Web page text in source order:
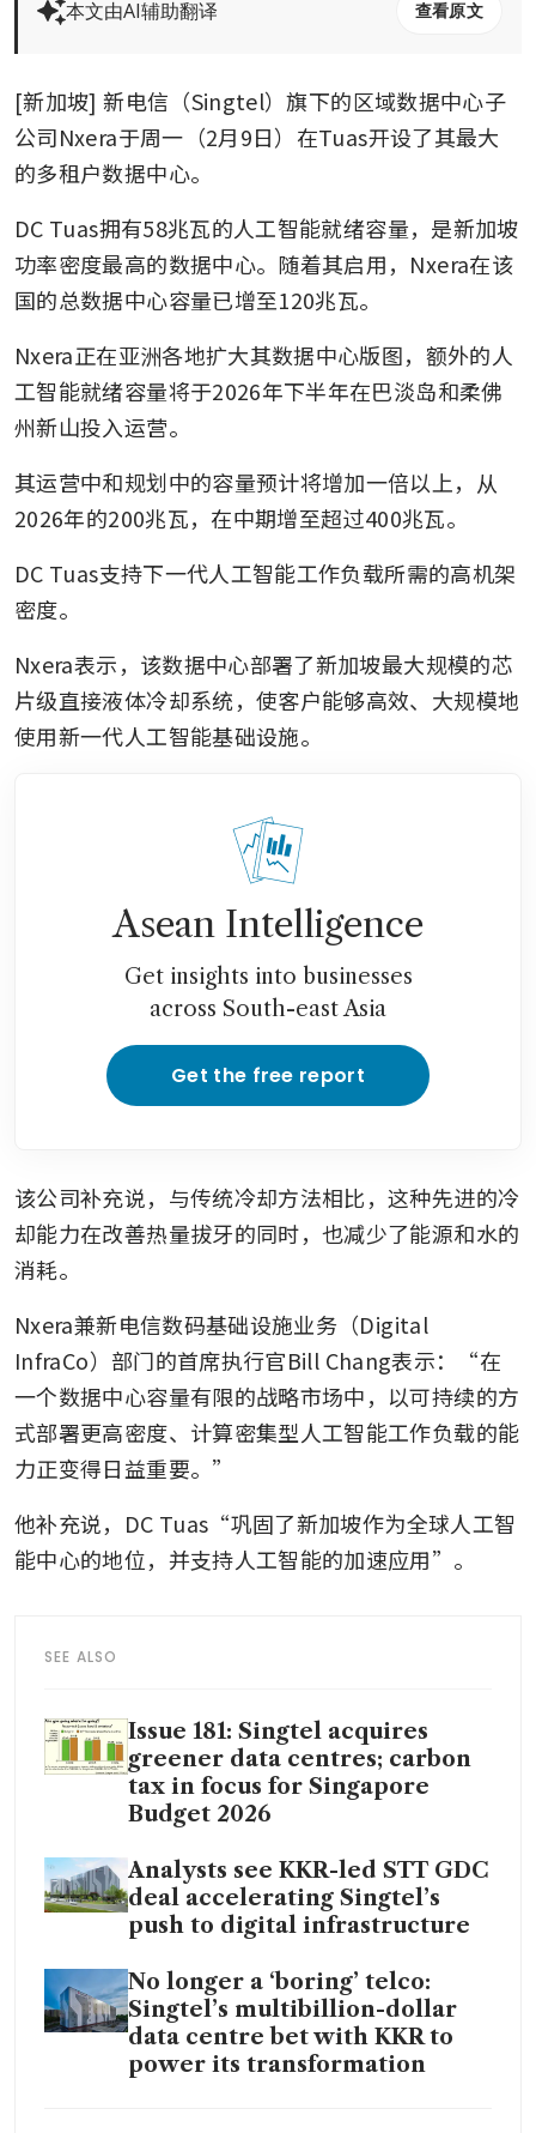
本文由AI辅助翻译 查看原文
[新加坡] 新电信（Singtel）旗下的区域数据中心子
公司Nxera于周一（2月9日）在Tuas开设了其最大
的多租户数据中心。
DC Tuas拥有58兆瓦的人工智能就绪容量，是新加坡
功率密度最高的数据中心。随着其启用，Nxera在该
国的总数据中心容量已增至120兆瓦。
Nxera正在亚洲各地扩大其数据中心版图，额外的人
工智能就绪容量将于2026年下半年在巴淡岛和柔佛
州新山投入运营。
其运营中和规划中的容量预计将增加一倍以上，从
2026年的200兆瓦，在中期增至超过400兆瓦。
DC Tuas支持下一代人工智能工作负载所需的高机架
密度。
Nxera表示，该数据中心部署了新加坡最大规模的芯
片级直接液体冷却系统，使客户能够高效、大规模地
使用新一代人工智能基础设施。
Asean Intelligence
Get insights into businesses
across South-east Asia
Get the free report
该公司补充说，与传统冷却方法相比，这种先进的冷
却能力在改善热量拔牙的同时，也减少了能源和水的
消耗。
Nxera兼新电信数码基础设施业务（Digital
InfraCo）部门的首席执行官Bill Chang表示：“在
一个数据中心容量有限的战略市场中，以可持续的方
式部署更高密度、计算密集型人工智能工作负载的能
力正变得日益重要。”
他补充说，DC Tuas“巩固了新加坡作为全球人工智
能中心的地位，并支持人工智能的加速应用”。
SEE ALSO
Issue 181: Singtel acquires
greener data centres; carbon
tax in focus for Singapore
Budget 2026
Analysts see KKR-led STT GDC
deal accelerating Singtel’s
push to digital infrastructure
No longer a ‘boring’ telco:
Singtel’s multibillion-dollar
data centre bet with KKR to
power its transformation